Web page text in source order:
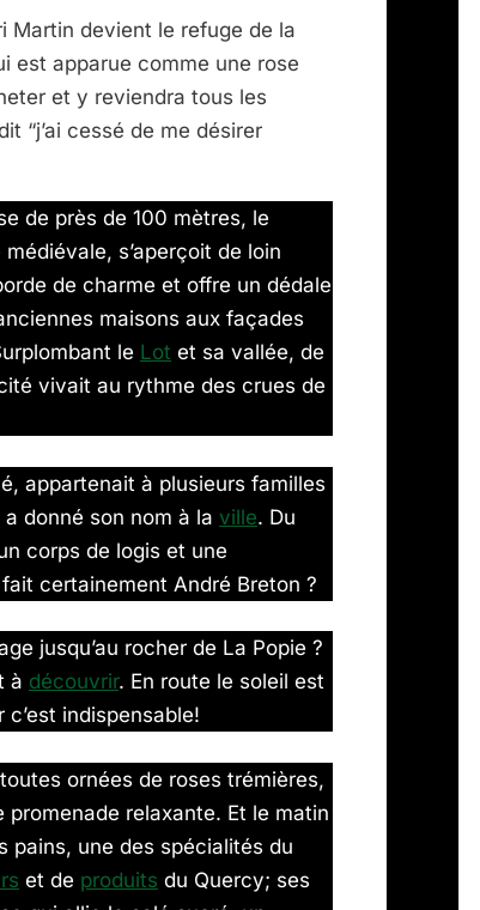
Martin devient le refuge de la
est apparue comme une rose
et y reviendra tous les
“j’ai cessé de me désirer
de près de 100 mètres, le
s’aperçoit de loin
de charme et offre un dédale
maisons aux façades
le Lot et sa vallée, de
vivait au rythme des crues de
appartenait à plusieurs familles
a donné son nom à la ville. Du
corps de logis et une
certainement André Breton ?
jusqu’au rocher de La Popie ?
à découvrir. En route le soleil est
indispensable!
ornées de roses trémières,
promenade relaxante. Et le matin
pains, une des spécialités du
et de produits du Quercy; ses